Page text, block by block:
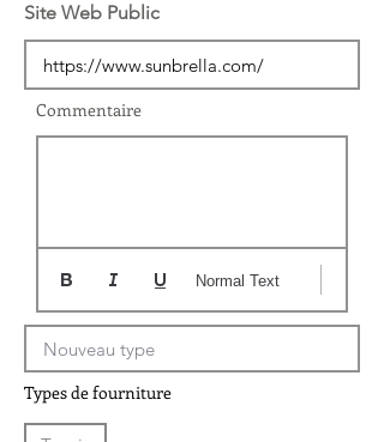
Site Web Public
Commentaire
Normal Text
Types de fourniture